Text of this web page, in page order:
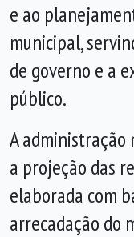
e ao
municipal,
de governo e a
público.
A administração
a projeção das
elaborada com
arrecadação do